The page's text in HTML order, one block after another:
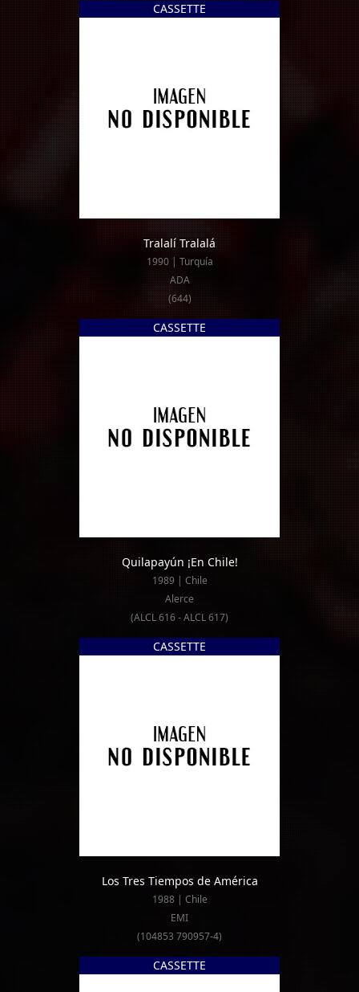
CASSETTE
Tralalí Tralalá
1990 | Turquía
ADA
(644)
CASSETTE
Quilapayún ¡En Chile!
1989 | Chile
Alerce
(ALCL 616 - ALCL 617)
CASSETTE
Los Tres Tiempos de América
1988 | Chile
EMI
(104853 790957-4)
CASSETTE